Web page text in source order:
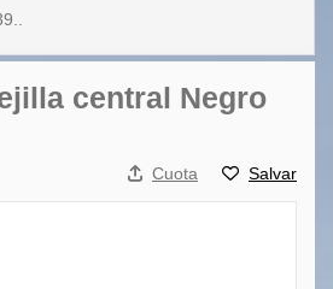
central Negro
Cuota Salvar